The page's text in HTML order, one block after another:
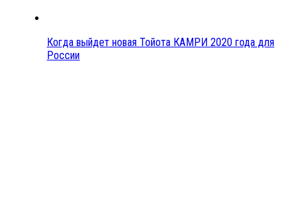
Когда выйдет новая Тойота КАМРИ 2020 года для
России